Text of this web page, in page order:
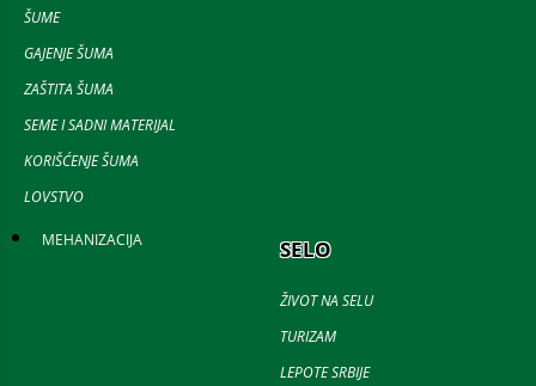
ŠUME
GAJENJE ŠUMA
ZAŠTITA ŠUMA
SEME I SADNI MATERIJAL
KORIŠĆENJE ŠUMA
LOVSTVO
MEHANIZACIJA SELO
ŽIVOT NA SELU
TURIZAM
LEPOTE SRBIJE